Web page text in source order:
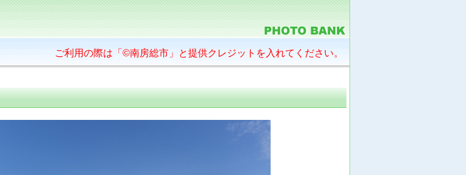
ご利用の際は「©南房総市」と提供クレジットを入れてください。